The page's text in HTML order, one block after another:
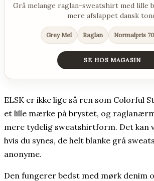
Grå melange raglan-sweatshirt med lille
mere afslappet dansk
Grey Mel Raglan Normalpris
SE HOS MAGASIN
ELSK er ikke lige så ren som Colorful
et lille mærke på brystet, og
mere tydelig sweatshirtform. Det kan
hvis du synes, de helt blanke grå
anonyme.
Den fungerer bedst med mørk denim